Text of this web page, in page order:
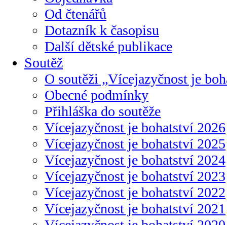
Od čtenářů
Dotazník k časopisu
Další dětské publikace
Soutěž
O soutěži „Vícejazyčnost je
Obecné podmínky
Přihláška do soutěže
Vícejazyčnost je bohatství 2026
Vícejazyčnost je bohatství 2025
Vícejazyčnost je bohatství 2024
Vícejazyčnost je bohatství 2023
Vícejazyčnost je bohatství 2022
Vícejazyčnost je bohatství 2021